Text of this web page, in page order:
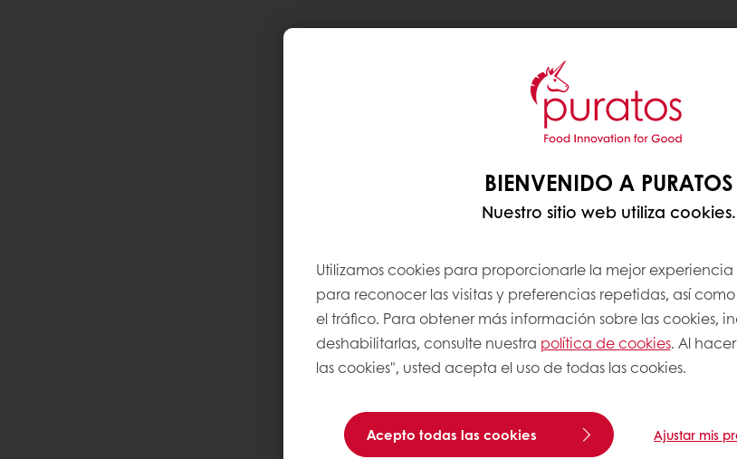
BIENVENIDO A PURATOS
Nuestro sitio web utiliza cookies.
Utilizamos cookies para proporcionarle la mejor experiencia
para reconocer las visitas y preferencias repetidas, así
el tráfico. Para obtener más información sobre las cookies,
deshabilitarlas, consulte nuestra política de cookies. Al
las cookies", usted acepta el uso de todas las cookies.
Acepto todas las cookies Ajustar mis